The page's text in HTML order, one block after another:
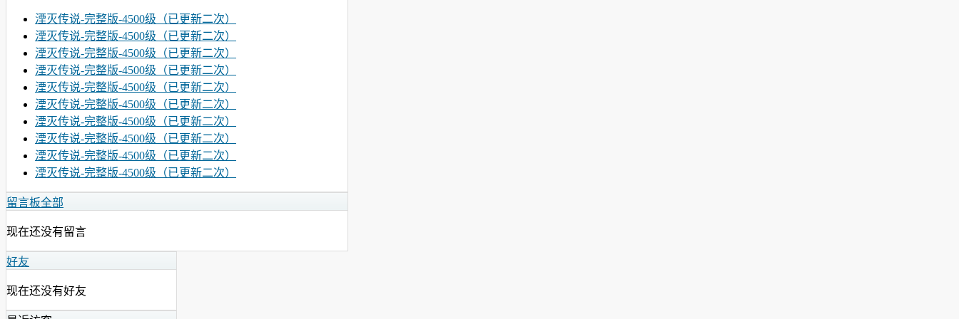
湮灭传说-完整版-4500级（已更新二次）
湮灭传说-完整版-4500级（已更新二次）
湮灭传说-完整版-4500级（已更新二次）
湮灭传说-完整版-4500级（已更新二次）
湮灭传说-完整版-4500级（已更新二次）
湮灭传说-完整版-4500级（已更新二次）
湮灭传说-完整版-4500级（已更新二次）
湮灭传说-完整版-4500级（已更新二次）
湮灭传说-完整版-4500级（已更新二次）
湮灭传说-完整版-4500级（已更新二次）
留言板全部
现在还没有留言
好友
现在还没有好友